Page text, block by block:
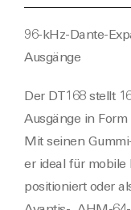
96-kHz-Dante-
Ausgänge
Der DT168 stellt
Ausgänge in
Mit seinen
er ideal für mobile
positioniert oder